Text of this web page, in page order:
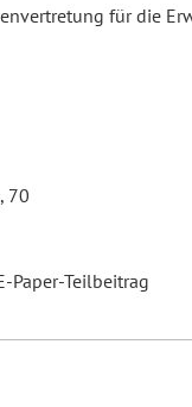
für die
70
Paper-Teilbeitrag